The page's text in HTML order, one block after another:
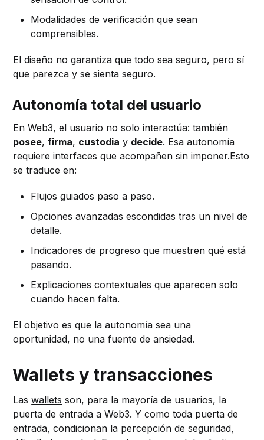
Modalidades de verificación que sean
comprensibles.
El diseño no garantiza que todo sea seguro, pero sí
que parezca y se sienta seguro.
Autonomía total del usuario
En Web3, el usuario no solo interactúa: también
posee,firma, custodia y decide. Esa autonomía
requiere interfaces que acompañen sin imponer.Esto
se traduce en:
Flujos guiados paso a paso.
Opciones avanzadas escondidas tras un nivel de
detalle.
Indicadores de progreso que muestren qué está
pasando.
Explicaciones contextuales que aparecen solo
cuando hacen falta.
El objetivo es que la autonomía sea una
oportunidad, no una fuente de ansiedad.
Wallets y transacciones
Laswallets son, para la mayoría de usuarios, la
puerta de entrada a Web3. Y como toda puerta de
entrada, condicionan la percepción de seguridad,